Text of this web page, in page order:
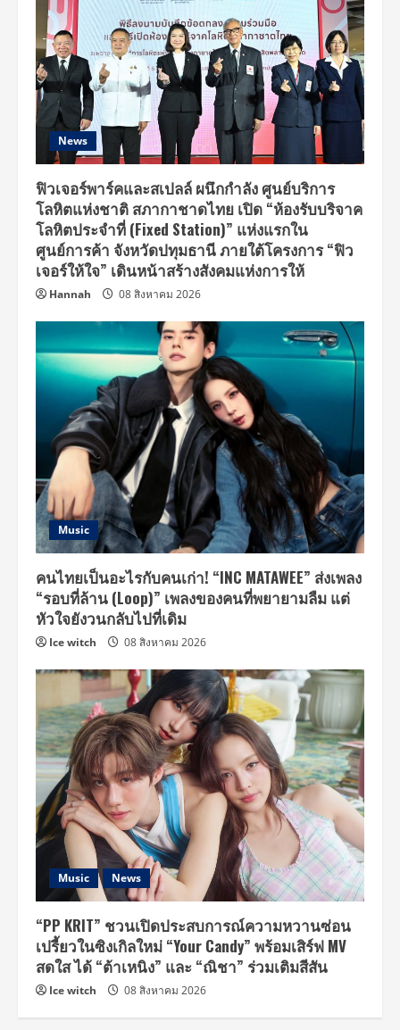
News
ฟิวเจอร์พาร์คและสเปลล์ ผนึกกำลัง ศูนย์บริการ
โลหิตแห่งชาติ สภากาชาดไทย เปิด “ห้องรับบริจาค
โลหิตประจำที่ (Fixed Station)” แห่งแรกใน
ศูนย์การค้า จังหวัดปทุมธานี ภายใต้โครงการ “ฟิว
เจอร์ให้ใจ” เดินหน้าสร้างสังคมแห่งการให้
Hannah 08 สิงหาคม 2026
Music
คนไทยเป็นอะไรกับคนเก่า! “INC MATAWEE” ส่งเพลง
“รอบที่ล้าน (Loop)” เพลงของคนที่พยายามลืม แต่
หัวใจยังวนกลับไปที่เดิม
Ice witch 08 สิงหาคม 2026
Music News
“PP KRIT” ชวนเปิดประสบการณ์ความหวานซ่อน
เปรี้ยวในซิงเกิลใหม่ “Your Candy” พร้อมเสิร์ฟ MV
สดใส ได้ “ต้าเหนิง” และ “ณิชา” ร่วมเติมสีสัน
Ice witch 08 สิงหาคม 2026